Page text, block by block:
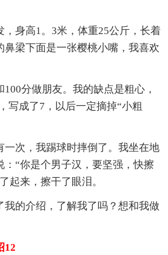
，身高1。3米，体重25公斤，长着
鼻梁下面是一张樱桃小嘴，我喜欢
分做朋友。我的缺点是粗心，
写成了7，以后一定摘掉“小粗
一次，我踢球时摔倒了。我坐在地
“你是个男子汉，要坚强，快擦
起来，擦干了眼泪。
我的介绍，了解我了吗？想和我做
12